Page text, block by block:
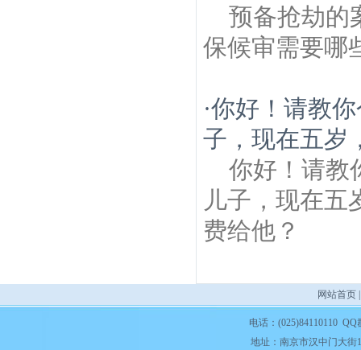
预备抢劫的
保候审需要哪
·你好！请教
子，现在五岁
你好！请教
儿子，现在五
费给他？
网站首页
电话：(025)84110110
地址：南京市汉中门大街